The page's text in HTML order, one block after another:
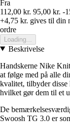
Fra
112,00 kr. 95,00 kr. -
+4,75 kr. gives til din
ordre
Loading...
Beskrivelse
Handskerne Nike
at følge med på alle
kvalitet, tilbyder disse
hvilket gør dem til et
De
Swoosh TG 3.0 er